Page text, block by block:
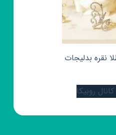
نقره بدلیجات
روبیکا